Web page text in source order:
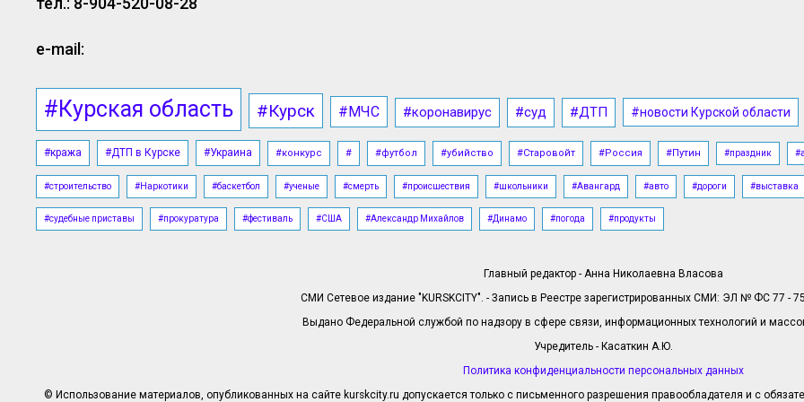
e-mail:
#Курская область #Курск #МЧС #коронавирус #суд #ДТП #новости Курской области
#кража #ДТП в Курске #Украина #конкурс # #футбол #убийство #Старовойт #Россия #Путин #праздник
#строительство #Наркотики #баскетбол #ученые #смерть #происшествия #школьники #Авангард #авто #дороги #выставка
#судебные приставы #прокуратура #фестиваль #США #Александр Михайлов #Динамо #погода #продукты
Главный редактор - Анна Николаевна Власова
СМИ Сетевое издание "KURSKCITY". - Запись в Реестре зарегистрированных СМИ: ЭЛ № ФС 77 -
Выдано Федеральной службой по надзору в сфере связи, информационных технологий и
Учредитель - Касаткин А.Ю.
Политика конфиденциальности персональных данных
© Использование материалов, опубликованных на сайте kurskcity.ru допускается только с письменного разрешения правообладателя и с